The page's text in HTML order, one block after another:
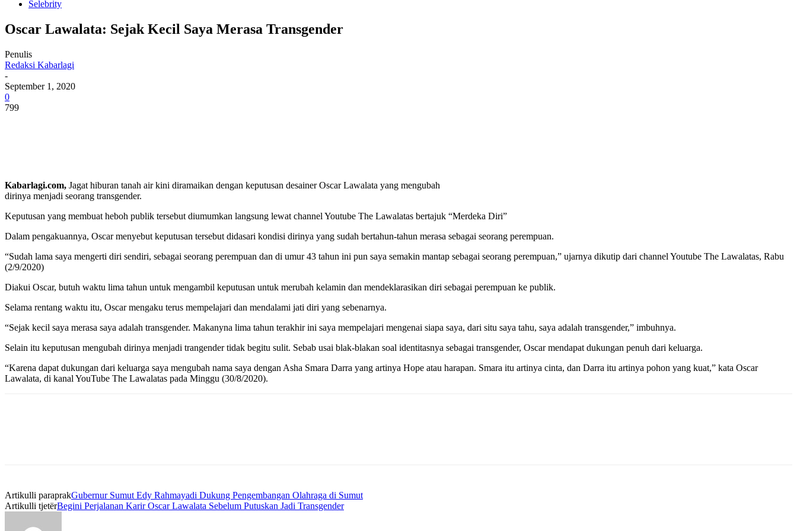
Selebrity
Oscar Lawalata: Sejak Kecil Saya Merasa Transgender
Penulis
Redaksi Kabarlagi
-
September 1, 2020
0
799
Kabarlagi.com, Jagat hiburan tanah air kini diramaikan dengan keputusan desainer Oscar Lawalata yang mengubah
dirinya menjadi seorang transgender.
Keputusan yang membuat heboh publik tersebut diumumkan langsung lewat channel Youtube The Lawalatas bertajuk “Merdeka Diri”
Dalam pengakuannya, Oscar menyebut keputusan tersebut didasari kondisi dirinya yang sudah bertahun-tahun merasa sebagai seorang perempuan.
“Sudah lama saya mengerti diri sendiri, sebagai seorang perempuan dan di umur 43 tahun ini pun saya semakin mantap sebagai seorang perempuan,” ujarnya dikutip dari channel Youtube The Lawalatas, Rabu
(2/9/2020)
Diakui Oscar, butuh waktu lima tahun untuk mengambil keputusan untuk merubah kelamin dan mendeklarasikan diri sebagai perempuan ke publik.
Selama rentang waktu itu, Oscar mengaku terus mempelajari dan mendalami jati diri yang sebenarnya.
“Sejak kecil saya merasa saya adalah transgender. Makanyna lima tahun terakhir ini saya mempelajari mengenai siapa saya, dari situ saya tahu, saya adalah transgender,” imbuhnya.
Selain itu keputusan mengubah dirinya menjadi trangender tidak begitu sulit. Sebab usai blak-blakan soal identitasnya sebagai transgender, Oscar mendapat dukungan penuh dari keluarga.
“Karena dapat dukungan dari keluarga saya mengubah nama saya dengan Asha Smara Darra yang artinya Hope atau harapan. Smara itu artinya cinta, dan Darra itu artinya pohon yang kuat,” kata Oscar
Lawalata, di kanal YouTube The Lawalatas pada Minggu (30/8/2020).
Artikulli paraprakGubernur Sumut Edy Rahmayadi Dukung Pengembangan Olahraga di Sumut
Artikulli tjetërBegini Perjalanan Karir Oscar Lawalata Sebelum Putuskan Jadi Transgender